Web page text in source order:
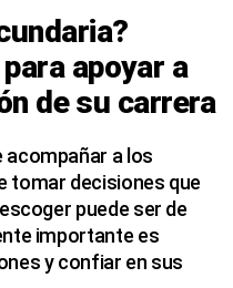
apoyar a
de su carrera
a los
tomar decisiones que
puede ser de
importante es
y confiar en sus